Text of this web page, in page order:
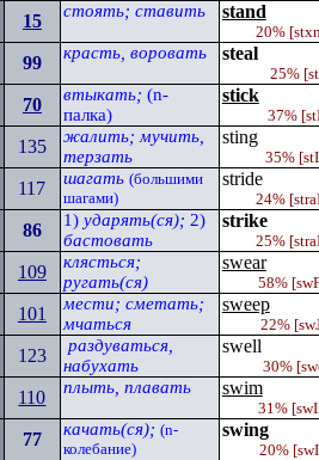
15 стоять; ставить stand
20%
99 красть, воровать steal
25%
70 втыкать; (n-
палка)
stick
37% [
135
жалить; мучить,
терзать
sting
35% [
117 шагать (большими
шагами)
stride
24%
86 1) ударять(ся); 2)
бастовать
strike
25%
109
клясться;
ругать(ся)
swear
58% [
101
мести; сметать;
мчаться
sweep
22% [
123
раздуваться,
набухать
swell
30% [
110 плыть, плавать swim
31% [
77 качать(ся); (n-
колебание)
swing
20% [